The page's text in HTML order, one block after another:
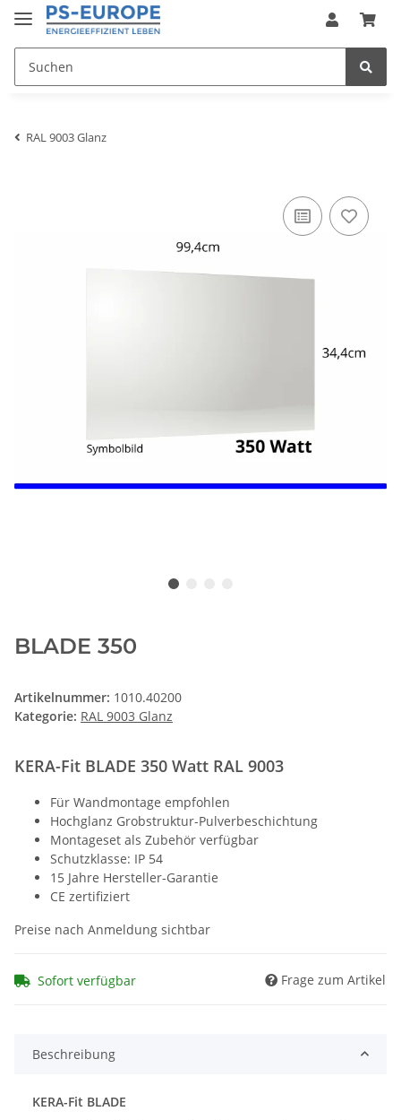
RAL 9003 Glanz
BLADE 350
Artikelnummer: 1010.40200
Kategorie: RAL 9003 Glanz
KERA-Fit BLADE 350 Watt RAL 9003
Für Wandmontage empfohlen
Hochglanz Grobstruktur-Pulverbeschichtung
Montageset als Zubehör verfügbar
Schutzklasse: IP 54
15 Jahre Hersteller-Garantie
CE zertifiziert
Preise nach Anmeldung sichtbar
Sofort verfügbar Frage zum Artikel
Beschreibung
KERA-Fit BLADE